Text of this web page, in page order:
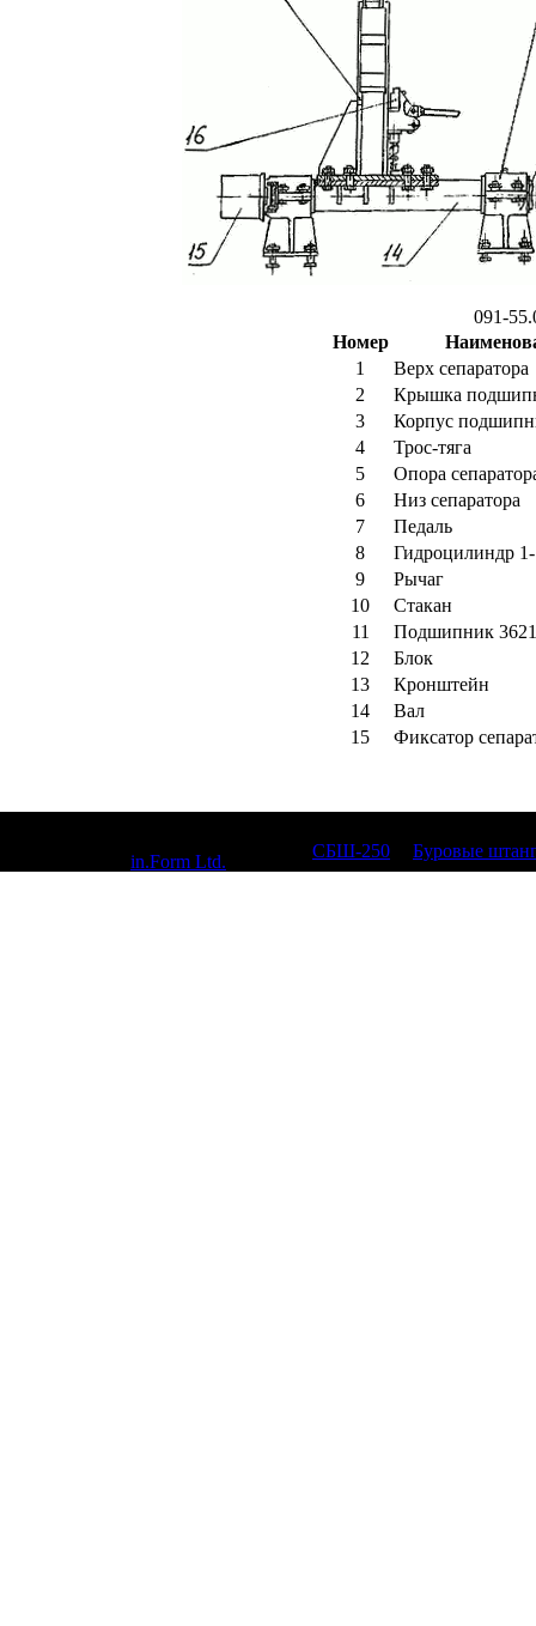
091-
Номер
1
Верх сепаратора
2
Крышка
3
Корпус
4
Трос-тяга
5
Опора
6
Низ сепаратора
7
Педаль
8
Гидроцилиндр
9
Рычаг
10
Стакан
11
Подшипник
12
Блок
13
Кронштейн
14
Вал
15
Фиксатор
in.Form Ltd.
СБШ-250 Буровые